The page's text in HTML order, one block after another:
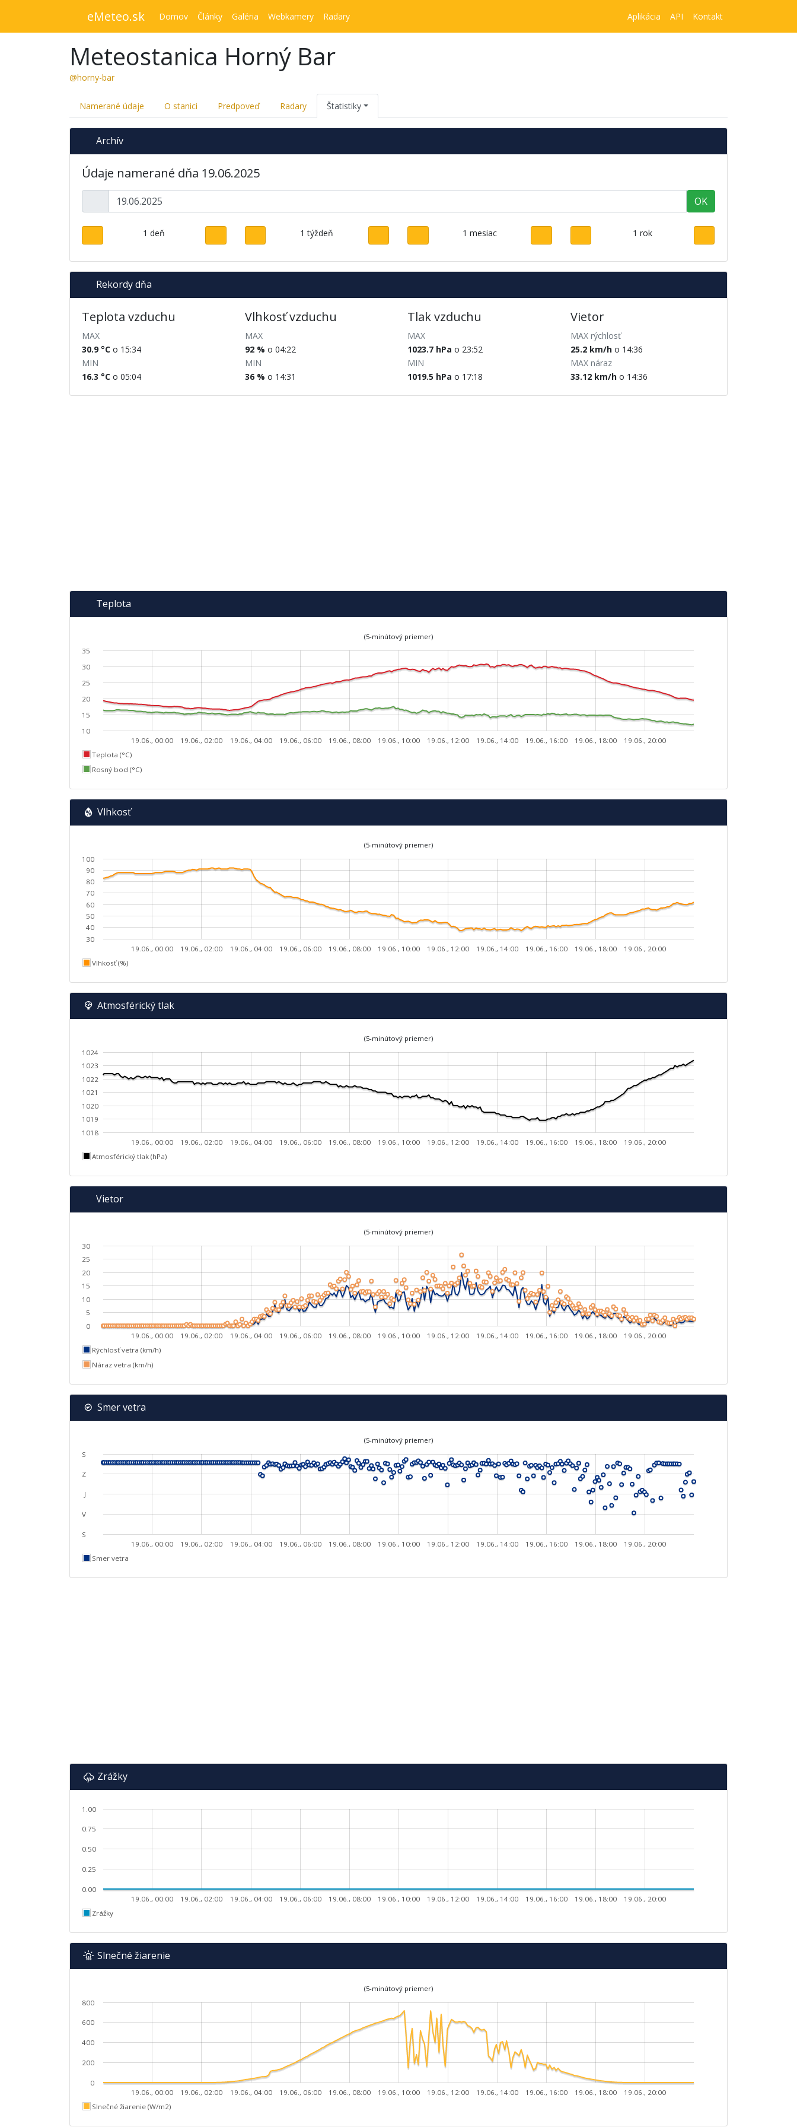
eMeteo.sk Domov Články Galéria Webkamery Radary Aplikácia API Kontakt
Meteostanica Horný Bar
@horny-bar
Namerané údaje O stanici Predpoveď Radary Štatistiky
Archív
Údaje namerané dňa 19.06.2025
OK
1 deň 1 týždeň 1 mesiac 1 rok
Rekordy dňa
Teplota vzduchu
MAX
30.9 °C o 15:34
MIN
16.3 °C o 05:04
Vlhkosť vzduchu
MAX
92 % o 04:22
MIN
36 % o 14:31
Tlak vzduchu
MAX
1023.7 hPa o 23:52
MIN
1019.5 hPa o 17:18
Vietor
MAX rýchlosť
25.2 km/ho 14:36
MAX náraz
33.12 km/ho 14:36
Teplota
(5-minútový priemer)
19.06., 00:00 19.06., 02:00 19.06., 04:00 19.06., 06:00 19.06., 08:00 19.06., 10:00 19.06., 12:00 19.06., 14:00 19.06., 16:00 19.06., 18:00 19.06., 20:00
10
15
20
25
30
35
Teplota (°C)
Rosný bod (°C)
Vlhkosť
(5-minútový priemer)
19.06., 00:00 19.06., 02:00 19.06., 04:00 19.06., 06:00 19.06., 08:00 19.06., 10:00 19.06., 12:00 19.06., 14:00 19.06., 16:00 19.06., 18:00 19.06., 20:00
30
40
50
60
70
80
90
100
Vlhkosť (%)
Atmosférický tlak
(5-minútový priemer)
19.06., 00:00 19.06., 02:00 19.06., 04:00 19.06., 06:00 19.06., 08:00 19.06., 10:00 19.06., 12:00 19.06., 14:00 19.06., 16:00 19.06., 18:00 19.06., 20:00
1018
1019
1020
1021
1022
1023
1024
Atmosférický tlak (hPa)
Vietor
(5-minútový priemer)
19.06., 00:00 19.06., 02:00 19.06., 04:00 19.06., 06:00 19.06., 08:00 19.06., 10:00 19.06., 12:00 19.06., 14:00 19.06., 16:00 19.06., 18:00 19.06., 20:00
0
5
10
15
20
25
30
Rýchlosť vetra (km/h)
Náraz vetra (km/h)
Smer vetra
(5-minútový priemer)
19.06., 00:00 19.06., 02:00 19.06., 04:00 19.06., 06:00 19.06., 08:00 19.06., 10:00 19.06., 12:00 19.06., 14:00 19.06., 16:00 19.06., 18:00 19.06., 20:00
S
S
V
J
Z
Smer vetra
Zrážky
19.06., 00:00 19.06., 02:00 19.06., 04:00 19.06., 06:00 19.06., 08:00 19.06., 10:00 19.06., 12:00 19.06., 14:00 19.06., 16:00 19.06., 18:00 19.06., 20:00
0.00
0.25
0.50
0.75
1.00
Zrážky
Slnečné žiarenie
(5-minútový priemer)
19.06., 00:00 19.06., 02:00 19.06., 04:00 19.06., 06:00 19.06., 08:00 19.06., 10:00 19.06., 12:00 19.06., 14:00 19.06., 16:00 19.06., 18:00 19.06., 20:00
0
200
400
600
800
Slnečné žiarenie (W/m2)